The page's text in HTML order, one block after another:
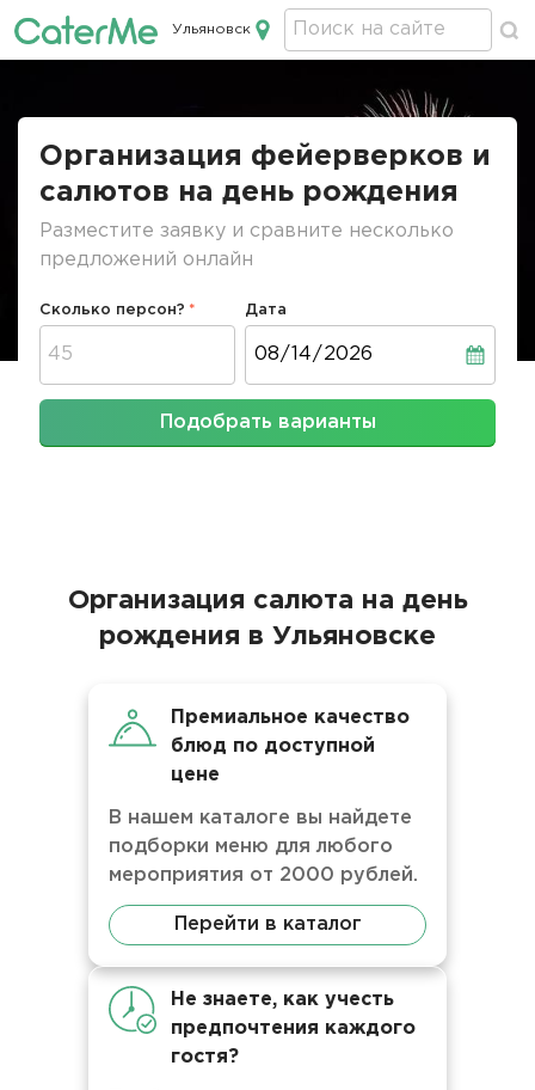
Кейтеринг в Ульяновске
Ульяновск
Организация фейерверков и
салютов на день рождения
Разместите заявку и сравните несколько
предложений онлайн
Сколько персон? Дата
Подобрать варианты
Организация салюта на день
рождения в Ульяновске
Премиальное качество
блюд по доступной
цене
В нашем каталоге вы найдете
подборки меню для любого
мероприятия от 2000 рублей.
Перейти в каталог
Не знаете, как учесть
предпочтения каждого
гостя?